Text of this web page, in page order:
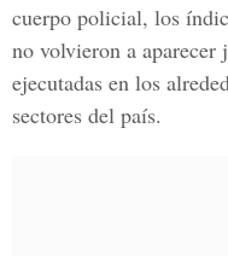
cuerpo policial, los
no volvieron a aparecer
ejecutadas en los
sectores del país.